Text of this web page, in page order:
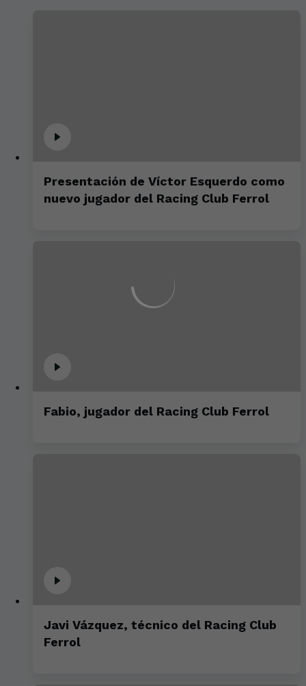
Presentación de Víctor Esquerdo como
nuevo jugador del Racing Club Ferrol
Fabio, jugador del Racing Club Ferrol
Javi Vázquez, técnico del Racing Club
Ferrol